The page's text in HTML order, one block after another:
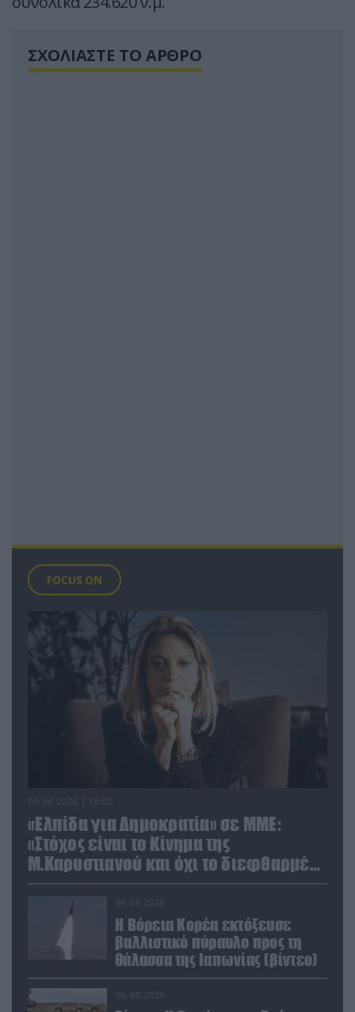
ΣΧΟΛΙΑΣΤΕ ΤΟ ΑΡΘΡΟ
FOCUS ON
«Ελπίδα για Δημοκρατία» σε ΜΜΕ:
«Στόχος είναι το Κίνημα της
Μ.Καρυστιανού και όχι το διεφθαρμένο
σύστημα εξουσίας»
Η Βόρεια Κορέα εκτόξευσε
βαλλιστικό πύραυλο προς τη
θάλασσα της Ιαπωνίας (βίντεο)